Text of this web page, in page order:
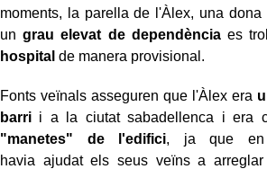
moments, la parella de l'Àlex, una
ungrau elevat de dependènciaes
hospital de manera provisional.
Fonts veïnals asseguren que l'Àlex era
barri i a la ciutat sabadellenca i era
"manetes" de l'edifici, ja que en
havia ajudat els seus veïns a